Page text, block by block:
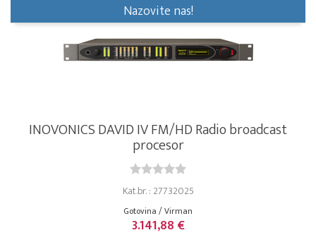
Nazovite nas!
INOVONICS DAVID IV FM/HD Radio broadcast
procesor
Kat.br. : 27732025
Gotovina / Virman
3.141,88 €